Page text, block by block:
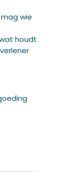
wie
houdt